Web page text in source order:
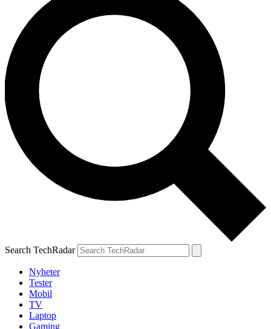
Search TechRadar
Nyheter
Tester
Mobil
TV
Laptop
Gaming